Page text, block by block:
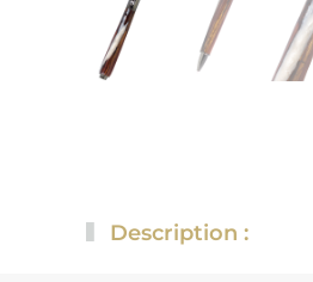
Description :